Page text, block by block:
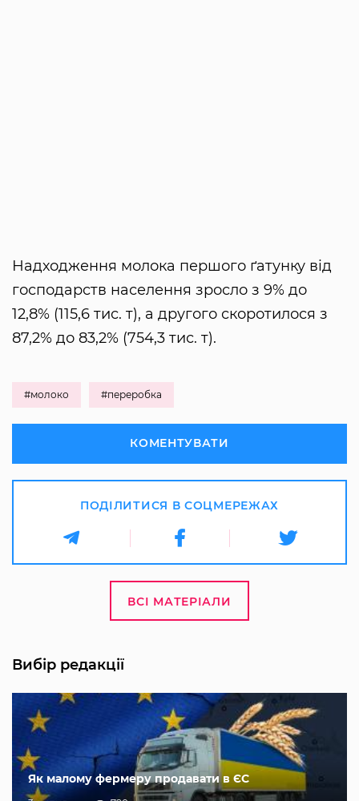
Надходження молока першого ґатунку від
господарств населення зросло з 9% до
12,8% (115,6 тис. т), а другого скоротилося з
87,2% до 83,2% (754,3 тис. т).
#молоко #переробка
КОМЕНТУВАТИ
ПОДІЛИТИСЯ В СОЦМЕРЕЖАХ
ВСІ МАТЕРІАЛИ
Вибір редакції
Як малому фермеру продавати в ЄС